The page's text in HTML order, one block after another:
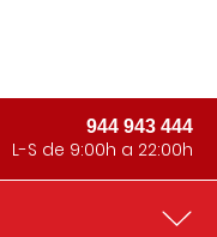
944 943 444
L-S de 9:00h a 22:00h